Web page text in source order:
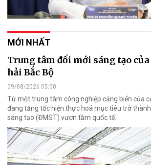
MỚI NHẤT
Trung tâm đổi mới sáng tạo
hải Bắc Bộ
09/08/2026 05:00
Từ một trung tâm công nghiệp cảng biển của
đang tăng tốc hiện thực hoá mục tiêu trở
sáng tạo (ĐMST) vươn tầm quốc tế.